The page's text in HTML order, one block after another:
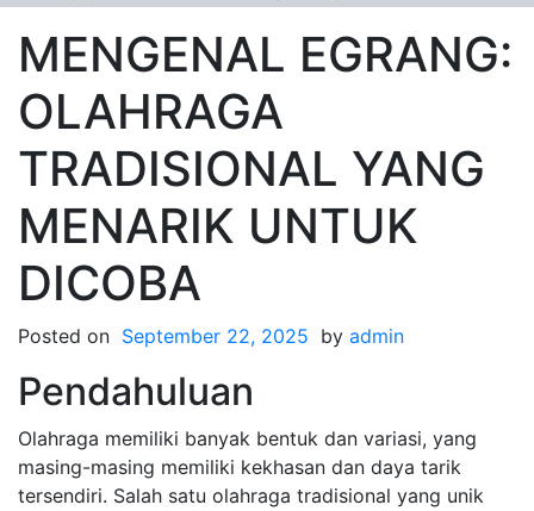
MENGENAL EGRANG:
OLAHRAGA
TRADISIONAL YANG
MENARIK UNTUK
DICOBA
Posted on September 22, 2025 by admin
Pendahuluan
Olahraga memiliki banyak bentuk dan variasi, yang
masing-masing memiliki kekhasan dan daya tarik
tersendiri. Salah satu olahraga tradisional yang unik